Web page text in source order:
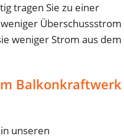
tragen Sie zu einer
Überschussstrom
weniger Strom aus dem
Balkonkraftwerk
unseren